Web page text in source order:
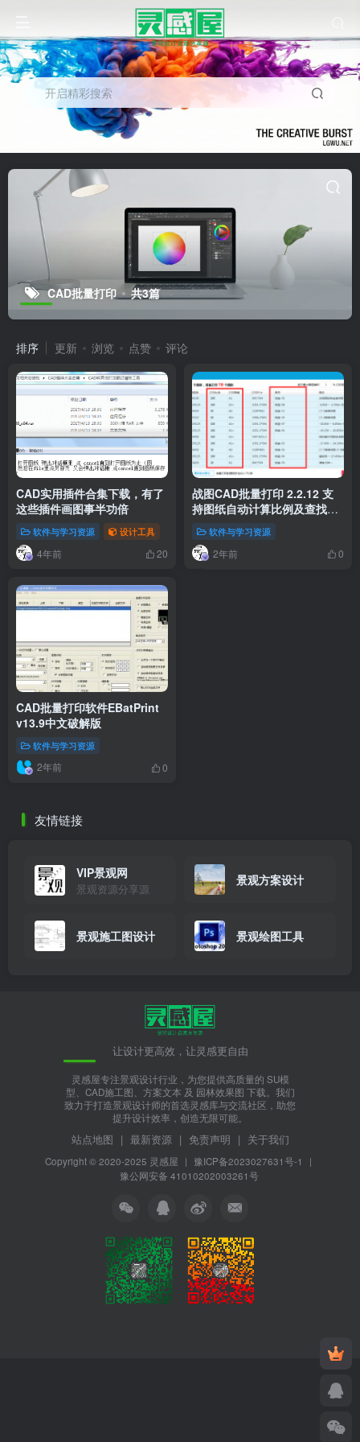
开启精彩搜索
CAD批量打印 共3篇
排序 更新 浏览 点赞 评论
CAD实用插件合集下载，有了
这些插件画图事半功倍
软件与学习资源 设计工具
4年前 20
战图CAD批量打印 2.2.12 支
持图纸自动计算比例及查找图
名图号软件与学习资源
2年前 0
CAD批量打印软件EBatPrint
v13.9中文破解版
软件与学习资源
2年前 0
友情链接
VIP景观网
景观资源分享源
景观方案设计
景观施工图设计 景观绘图工具
让设计更高效，让灵感更自由
灵感屋专注景观设计行业，为您提供高质量的 SU模
型、CAD施工图、方案文本 及 园林效果图 下载。我们
致力于打造景观设计师的首选灵感库与交流社区，助您
提升设计效率，创造无限可能。
站点地图 | 最新资源 | 免责声明 | 关于我们
Copyright © 2020-2025 灵感屋 | 豫ICP备2023027631号-1
|
豫公网安备 41010202003261号